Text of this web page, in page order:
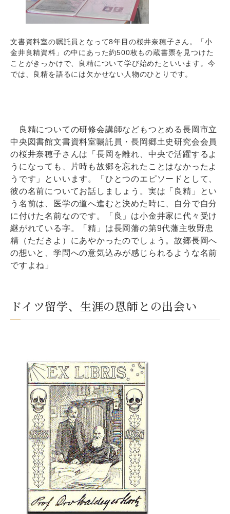
文書資料室の嘱託員となって8年目の桜井奈穂子さん。「小
金井良精資料」の中にあった約500枚もの蔵書票を見つけた
ことがきっかけで、良精について学び始めたといいます。今
では、良精を語るには欠かせない人物のひとりです。
良精についての研修会講師などもつとめる長岡市立
中央図書館文書資料室嘱託員・長岡郷土史研究会会員
の桜井奈穂子さんは「長岡を離れ、中央で活躍するよ
うになっても、片時も故郷を忘れたことはなかったよ
うです」といいます。「ひとつのエピソードとして、
彼の名前についてお話しましょう。実は「良精」とい
う名前は、医学の道へ進むと決めた時に、自分で自分
に付けた名前なのです。「良」は小金井家に代々受け
継がれている字。「精」は長岡藩の第9代藩主牧野忠
精（ただきよ）にあやかったのでしょう。故郷長岡へ
の想いと、学問への意気込みが感じられるような名前
ですよね」
ドイツ留学、生涯の恩師との出会い